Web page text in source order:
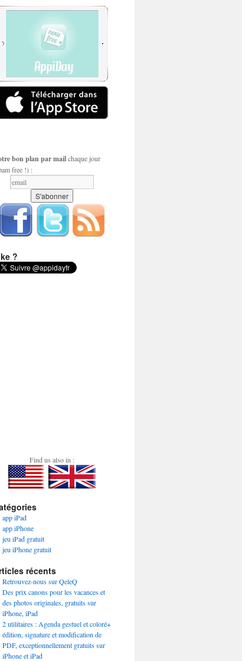
bon plan par mailchaque jour
free !) :
?
Find us also in :
app iPad
app iPhone
jeu iPad gratuit
jeu iPhone gratuit
récents
Retrouvez-nous sur QeleQ
Des prix canons pour les vacances et
des photos originales, gratuits sur
iPhone, iPad
2 utilitaires : Agenda gestuel et coloré+
édition, signature et modification de
PDF, exceptionnellement gratuits sur
iPhone et iPad